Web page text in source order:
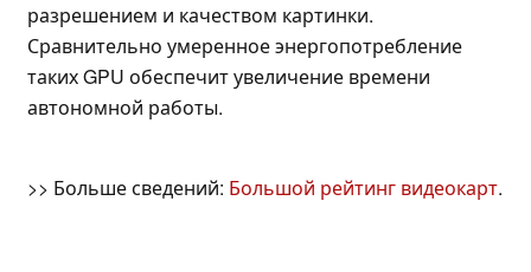
разрешением и качеством картинки.
Сравнительно умеренное энергопотребление
таких GPU обеспечит увеличение времени
автономной работы.
>> Больше сведений: Большой рейтинг видеокарт.